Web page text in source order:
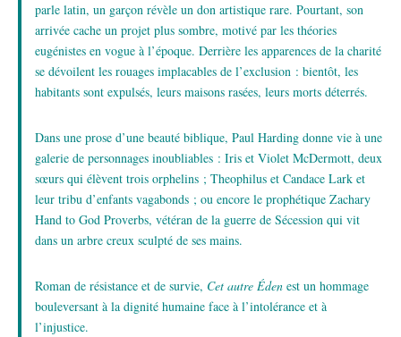
parle latin, un garçon révèle un don artistique rare. Pourtant, son
arrivée cache un projet plus sombre, motivé par les théories
eugénistes en vogue à l’époque. Derrière les apparences de la charité
se dévoilent les rouages implacables de l’exclusion : bientôt, les
habitants sont expulsés, leurs maisons rasées, leurs morts déterrés.
Dans une prose d’une beauté biblique, Paul Harding donne vie à une
galerie de personnages inoubliables : Iris et Violet McDermott, deux
sœurs qui élèvent trois orphelins ; Theophilus et Candace Lark et
leur tribu d’enfants vagabonds ; ou encore le prophétique Zachary
Hand to God Proverbs, vétéran de la guerre de Sécession qui vit
dans un arbre creux sculpté de ses mains.
Roman de résistance et de survie, Cet autre Éden est un hommage
bouleversant à la dignité humaine face à l’intolérance et à
l’injustice.